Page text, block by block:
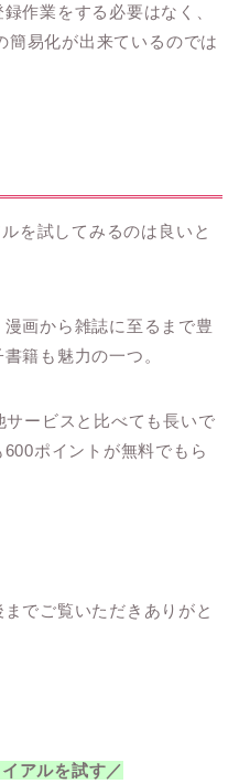
作業をする必要はなく、
簡易化が出来ているのでは
を試してみるのは良いと
画から雑誌に至るまで豊
籍も魅力の一つ。
ービスと比べても長いで
ポイントが無料でもら
でご覧いただきありがと
アルを試す／